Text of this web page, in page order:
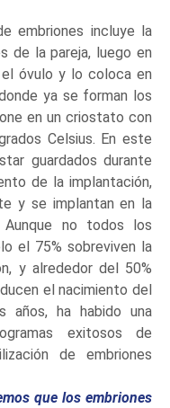
embriones incluye la
de la pareja, luego en
óvulo y lo coloca en
ya se forman los
en un criostato con
Celsius. En este
guardados durante
de la implantación,
y se implantan en la
no todos los
el 75% sobreviven la
y alrededor del 50%
el nacimiento del
años, ha habido una
exitosos de
de embriones
que los embriones